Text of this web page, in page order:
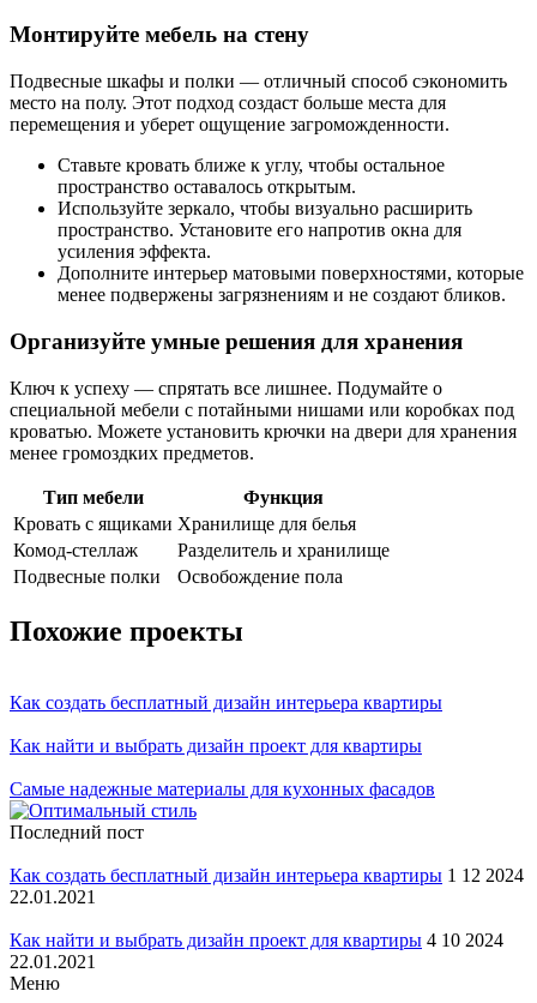
Монтируйте мебель на стену
Подвесные шкафы и полки — отличный способ сэкономить
место на полу. Этот подход создаст больше места для
перемещения и уберет ощущение загроможденности.
Ставьте кровать ближе к углу, чтобы остальное
пространство оставалось открытым.
Используйте зеркало, чтобы визуально расширить
пространство. Установите его напротив окна для
усиления эффекта.
Дополните интерьер матовыми поверхностями, которые
менее подвержены загрязнениям и не создают бликов.
Организуйте умные решения для хранения
Ключ к успеху — спрятать все лишнее. Подумайте о
специальной мебели с потайными нишами или коробках под
кроватью. Можете установить крючки на двери для хранения
менее громоздких предметов.
Тип мебели
Функция
Кровать с ящиками Хранилище для белья
Комод-стеллаж
Разделитель и хранилище
Подвесные полки
Освобождение пола
Похожие проекты
Как создать бесплатный дизайн интерьера квартиры
Как найти и выбрать дизайн проект для квартиры
Самые надежные материалы для кухонных фасадов
Последний пост
Как создать бесплатный дизайн интерьера квартиры 1 12 2024
22.01.2021
Как найти и выбрать дизайн проект для квартиры 4 10 2024
22.01.2021
Меню